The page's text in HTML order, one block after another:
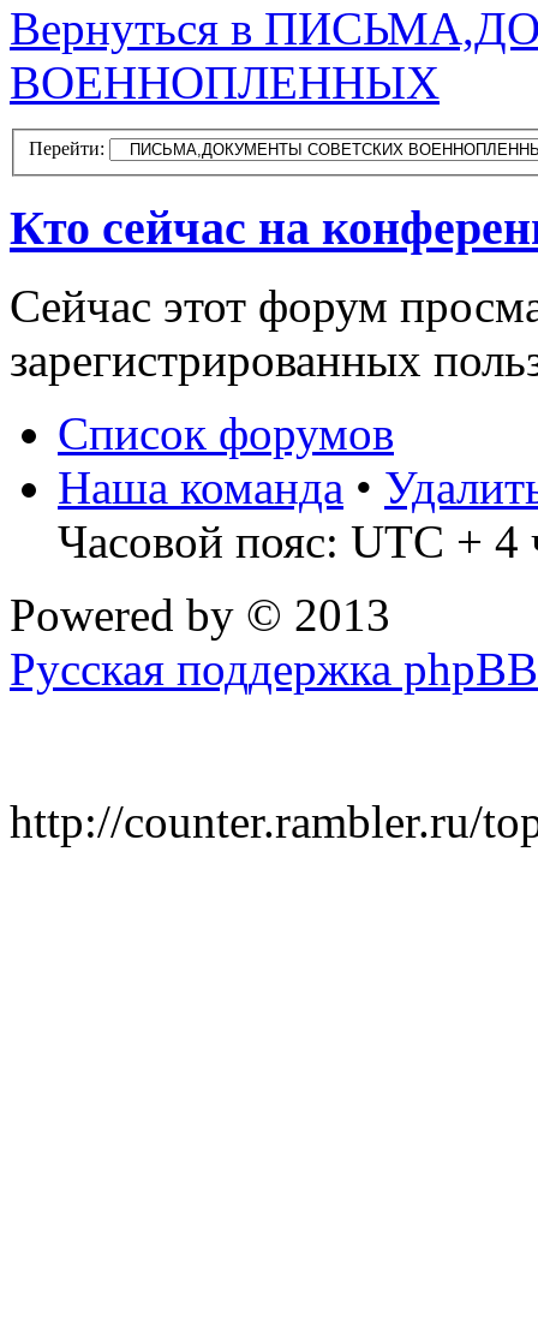
Вернуться в
ВОЕННОПЛЕННЫХ
Перейти:
Кто сейчас на
Сейчас этот форум
зарегистрированных
Список форумов
Наша команда •
Часовой пояс: UTC + 4
Powered by © 2013
Русская поддержка phpBB
http://counter.rambler.ru/